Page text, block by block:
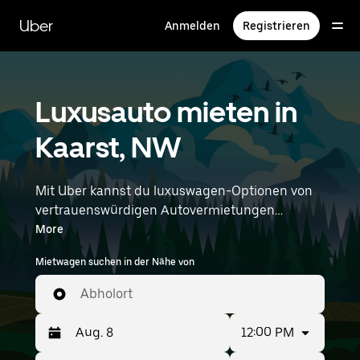
zum
Hauptinhalt
Uber Anmelden Registrieren
Luxusauto mieten in
Kaarst, NW
Mit Uber kannst du luxuswagen-Optionen von
vertrauenswürdigen Autovermietungen
durchstöbern. Egal, ob du zu einem Meeting
oder einem Abend in der Stadt unterwegs bist:
Mit Premium-Fahrzeugen, wie Luxus-, Sport-
und exotischen Autos, bist du stilvoll
unterwegs. Gib deine Zeit- und
Standortangaben (z. B. Düsseldorf Airport) ein,
um luxuswagen-Vermietungen in deiner Nähe
More
Mietwagen suchen in der Nähe von
Abholort
12:00 PM